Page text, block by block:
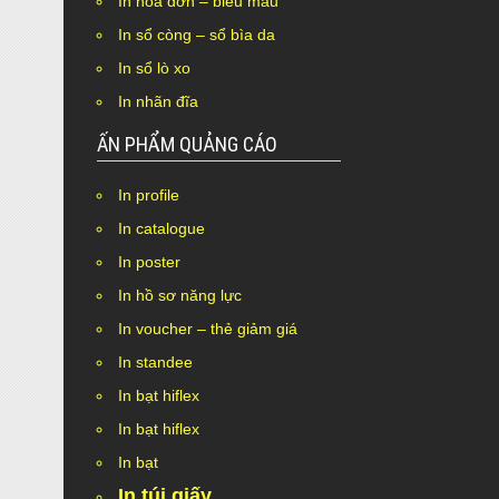
In sổ còng – sổ bìa da
In sổ lò xo
In nhãn đĩa
ẤN PHẨM QUẢNG CÁO
In profile
In catalogue
In poster
In hồ sơ năng lực
In voucher – thẻ giảm giá
In standee
In bạt hiflex
In bạt hiflex
In bạt